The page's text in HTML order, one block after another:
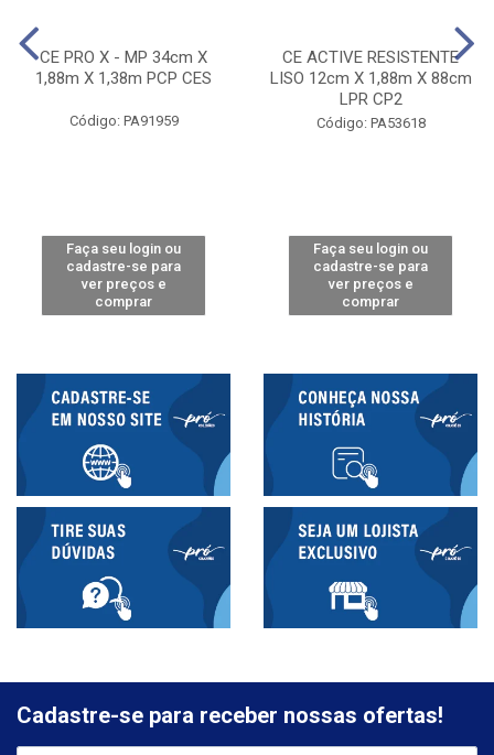
CE PRO X - MP 34cm X
1,88m X 1,38m PCP CES
Código: PA91959
Faça seu login ou
cadastre-se para
ver preços e
comprar
CE ACTIVE RESISTENTE
LISO 12cm X 1,88m X 88cm
LPR CP2
Código: PA53618
Faça seu login ou
cadastre-se para
ver preços e
comprar
Cadastre-se para receber nossas ofertas!